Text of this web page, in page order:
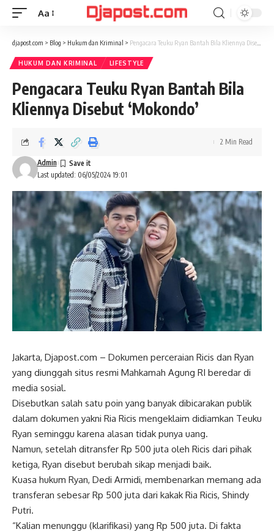
Font
Aa
djapost.com > Blog > Hukum dan Kriminal > Pengacara Teuku Ryan Bantah Bila Kliennya Disebut ‘Mokondo’
HUKUM DAN KRIMINAL LIFESTYLE
Pengacara Teuku Ryan Bantah Bila
Kliennya Disebut ‘Mokondo’
Last updated: 06/05/2024 19:01
Admin
2 Min Read
Jakarta, Djapost.com – Dokumen perceraian Ricis dan Ryan
yang diunggah situs resmi Mahkamah Agung RI beredar di
media sosial.
Disebutkan salah satu poin yang banyak dibicarakan publik
dalam dokumen yakni Ria Ricis mengeklaim didiamkan Teuku
Ryan seminggu karena alasan tidak punya uang.
Namun, setelah ditransfer Rp 500 juta oleh Ricis dari pihak
ketiga, Ryan disebut berubah sikap menjadi baik.
Kuasa hukum Ryan, Dedi Armidi, membenarkan memang ada
transferan sebesar Rp 500 juta dari kakak Ria Ricis, Shindy
Putri.
“Kalian menunggu (klarifikasi) yang Rp 500 juta. Di fakta